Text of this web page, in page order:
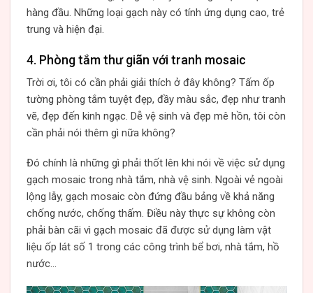
hàng đầu. Những loại gạch này có tính ứng dụng cao, trẻ
trung và hiện đại.
4. Phòng tắm thư giãn với tranh mosaic
Trời ơi, tôi có cần phải giải thích ở đây không? Tấm ốp
tường phòng tắm tuyệt đẹp, đầy màu sắc, đẹp như tranh
vẽ, đẹp đến kinh ngạc. Dễ vệ sinh và đẹp mê hồn, tôi còn
cần phải nói thêm gì nữa không?
Đó chính là những gì phải thốt lên khi nói về việc sử dụng
gạch mosaic trong nhà tắm, nhà vệ sinh. Ngoài vẻ ngoài
lộng lẫy, gạch mosaic còn đứng đầu bảng về khả năng
chống nước, chống thấm. Điều này thực sự không còn
phải bàn cãi vì gạch mosaic đã được sử dụng làm vật
liệu ốp lát số 1 trong các công trình bể bơi, nhà tắm, hồ
nước…